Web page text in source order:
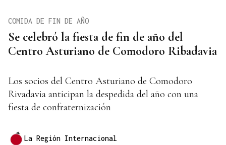
Se celebró la fiesta de fin de año del
Centro Asturiano de Comodoro Ribadavia
COMIDA DE FIN DE AÑO
Los socios del Centro Asturiano de Comodoro
Rivadavia anticipan la despedida del año con una
fiesta de confraternización
La Región Internacional